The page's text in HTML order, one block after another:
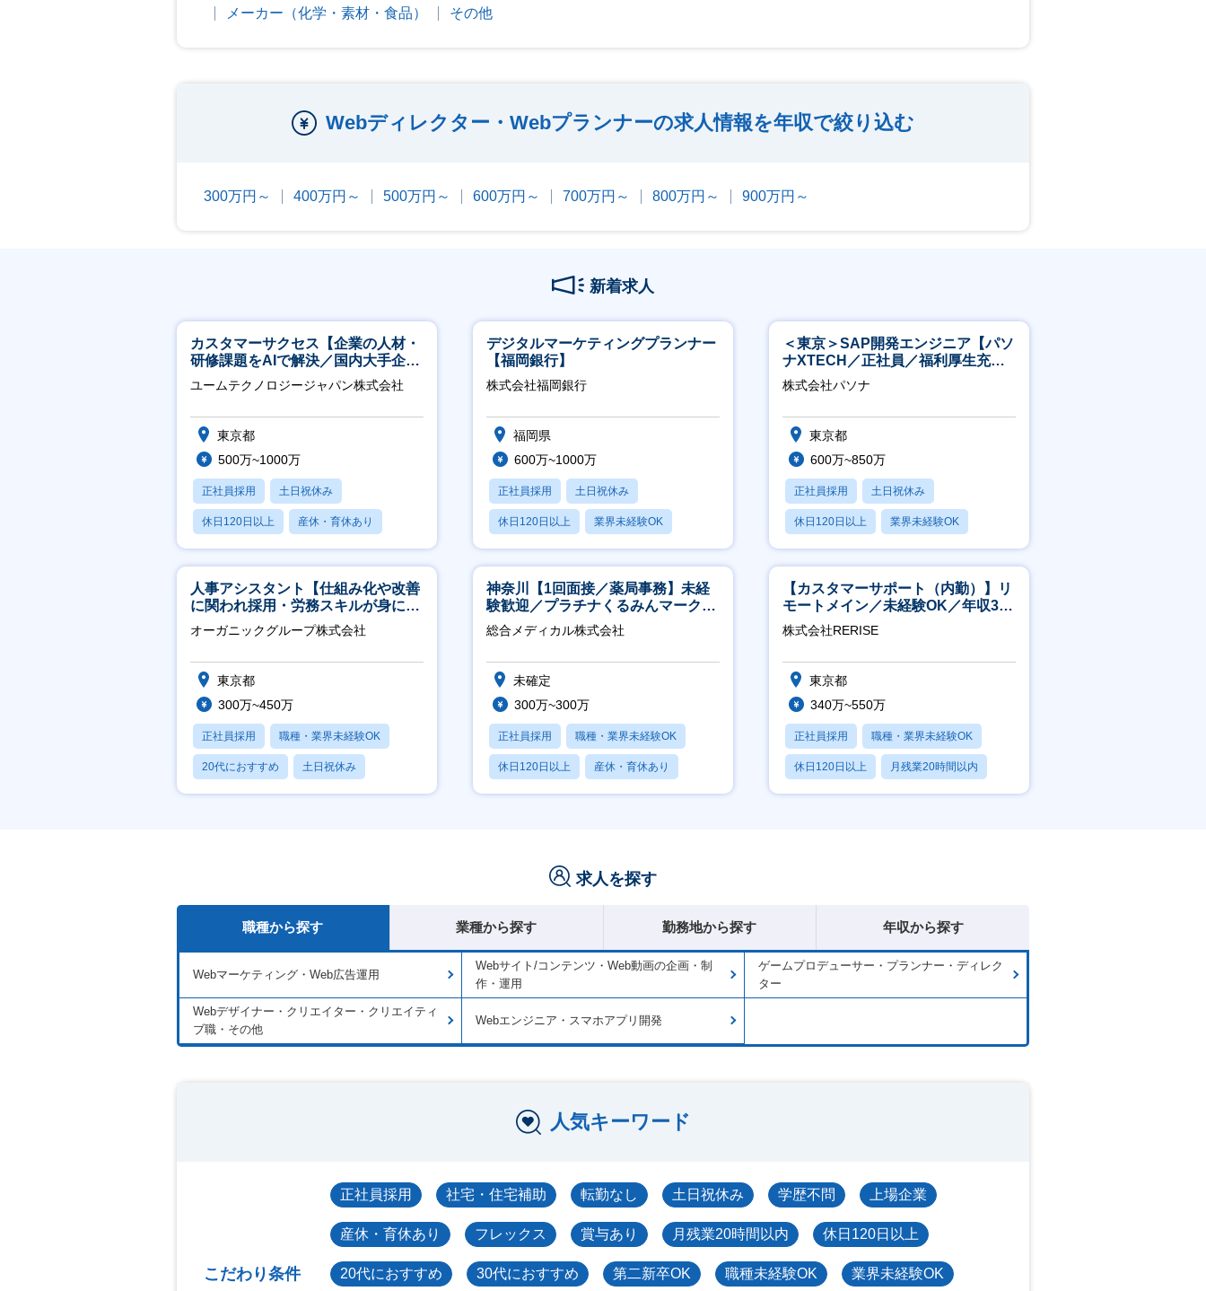
メーカー（化学・素材・食品）
その他
Webディレクター・Webプランナーの求人情報を年収で絞り込む
300万円～ 400万円～ 500万円～ 600万円～ 700万円～ 800万円～ 900万円～
新着求人
カスタマーサクセス【企業の人材・
研修課題をAIで解決／国内大手企業
約3万社導入／フレックス可】
ユームテクノロジージャパン株式会社
東京都
500万~1000万
正社員採用 土日祝休み
休日120日以上 産休・育休あり
転勤なし
デジタルマーケティングプランナー
【福岡銀行】
株式会社福岡銀行
福岡県
600万~1000万
正社員採用 土日祝休み
休日120日以上 業界未経験OK
産休・育休あり
＜東京＞SAP開発エンジニア【パソ
ナXTECH／正社員／福利厚生充実
◎】
株式会社パソナ
東京都
600万~850万
正社員採用 土日祝休み
休日120日以上 業界未経験OK
産休・育休あり
人事アシスタント【仕組み化や改善
に関われ採用・労務スキルが身につ
く環境／年商120億円超の事業会
社】
オーガニックグループ株式会社
東京都
300万~450万
正社員採用 職種・業界未経験OK
20代におすすめ 土日祝休み
休日120日以上
神奈川【1回面接／薬局事務】未経
験歓迎／プラチナくるみんマーク取
得／月平均残業13h／年休126日
総合メディカル株式会社
未確定
300万~300万
正社員採用 職種・業界未経験OK
休日120日以上 産休・育休あり
月残業20時間以内
【カスタマーサポート（内勤）】リ
モートメイン／未経験OK／年収340
万～／年間休日125日
株式会社RERISE
東京都
340万~550万
正社員採用 職種・業界未経験OK
休日120日以上 月残業20時間以内
賞与あり
求人を探す
職種から探す 業種から探す 勤務地から探す 年収から探す
Webマーケティング・Web広告運用
Webサイト/コンテンツ・Web動画の企画・制
作・運用
ゲームプロデューサー・プランナー・ディレク
ター
Webデザイナー・クリエイター・クリエイティ
ブ職・その他
Webエンジニア・スマホアプリ開発
人気キーワード
こだわり条件
正社員採用 社宅・住宅補助 転勤なし 土日祝休み 学歴不問 上場企業
産休・育休あり フレックス 賞与あり 月残業20時間以内 休日120日以上
20代におすすめ 30代におすすめ 第二新卒OK 職種未経験OK 業界未経験OK